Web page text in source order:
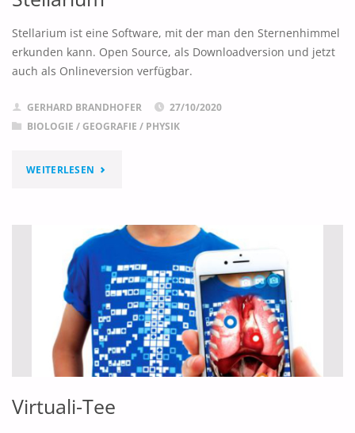
Stellarium ist eine Software, mit der man den Sternenhimmel
erkunden kann. Open Source, als Downloadversion und jetzt
auch als Onlineversion verfügbar.
GERHARD BRANDHOFER
27/10/2020
BIOLOGIE / GEOGRAFIE / PHYSIK
WEITERLESEN "STELLARIUM"
Virtuali-Tee